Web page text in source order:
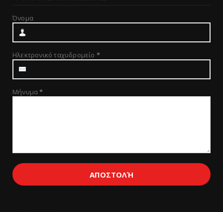
Όνομα
Ηλεκτρονικό ταχυδρομείο *
Μήνυμα*